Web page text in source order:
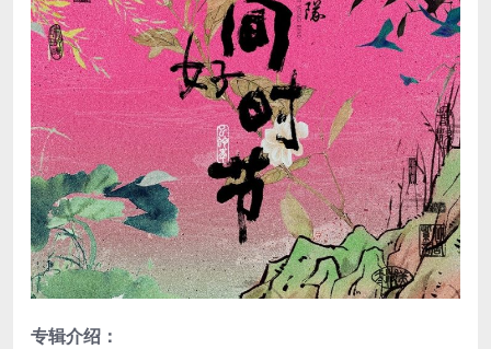
专辑介绍：